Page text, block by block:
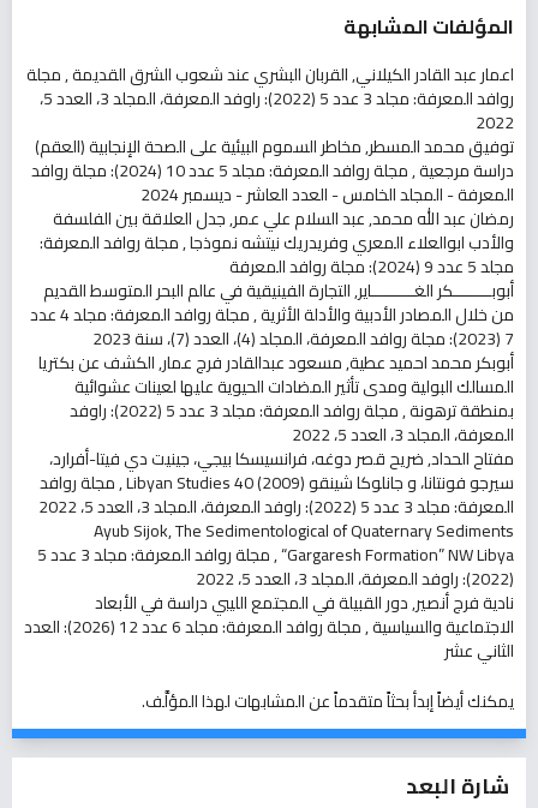
المؤلفات المشابهة
اعمار عبد القادر الكيلاني,القربان البشري عند شعوب الشرق القديمة,مجلة
روافد المعرفة: مجلد 3 عدد 5 (2022): راوفد المعرفة، المجلد 3، العدد 5،
2022
توفيق محمد المسطر,مخاطر السموم البيئية على الصحة الإنجابية (العقم)
دراسة مرجعية, مجلة روافد المعرفة: مجلد 5 عدد 10 (2024): مجلة روافد
المعرفة - المجلد الخامس - العدد العاشر - ديسمبر 2024
رمضان عبد الله محمد, عبد السلام علي عمر,جدل العلاقة بين الفلسفة
والأدب ابوالعلاء المعري وفريدريك نيتشه نموذجا,مجلة روافد المعرفة:
مجلد 5 عدد 9 (2024): مجلة روافد المعرفة
أبوبــــــــكر الغـــــــــاير,التجارة الفينيقية في عالم البحر المتوسط القديم
من خلال المصادر الأدبية والأدلة الأثرية, مجلة روافد المعرفة: مجلد 4 عدد
7 (2023): مجلة روافد المعرفة، المجلد (4)، العدد (7)، سنة 2023
أبوبكر محمد احميد عطية, مسعود عبدالقادر فرج عمار,الكشف عن بكتريا
المسالك البولية ومدى تأثير المضادات الحيوية عليها لعينات عشوائية
بمنطقة ترهونة, مجلة روافد المعرفة: مجلد 3 عدد 5 (2022): راوفد
المعرفة، المجلد 3، العدد 5، 2022
مفتاح الحداد,ضريح قصر دوغه، فرانسيسكا بيجي، جينيت دي فيتا-أفرارد،
سيرجو فونتانا، و جانلوكا شينقو Libyan Studies 40 (2009) ,مجلة روافد
المعرفة: مجلد 3 عدد 5 (2022): راوفد المعرفة، المجلد 3، العدد 5، 2022
Ayub Sijok,The Sedimentological of Quaternary Sediments
“Gargaresh Formation” NW Libya
, مجلة روافد المعرفة: مجلد 3 عدد 5
(2022): راوفد المعرفة، المجلد 3، العدد 5، 2022
نادية فرج أنصير,دور القبيلة في المجتمع الليبي دراسة في الأبعاد
الاجتماعية والسياسية, مجلة روافد المعرفة: مجلد 6 عدد 12 (2026): العدد
الثاني عشر
يمكنك أيضاًإبدأ بحثاً متقدماً عن المشابهاتلهذا المؤلَّف.
شارة البعد